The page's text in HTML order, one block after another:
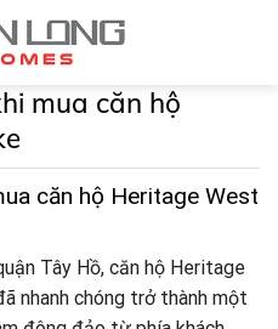
mua căn hộ
căn hộ Heritage West
Tây Hồ, căn hộ Heritage
nhanh chóng trở thành một